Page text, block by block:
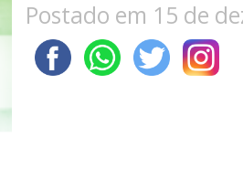
Postado em 15 de